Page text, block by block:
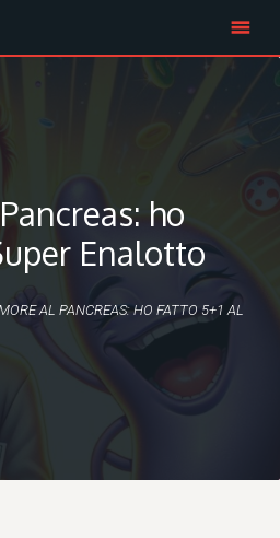
ho
Enalotto
AL PANCREAS: HO FATTO 5+1 AL